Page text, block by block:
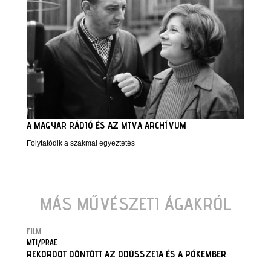
A MAGYAR RÁDIÓ ÉS AZ MTVA ARCHÍVUM
Folytatódik a szakmai egyeztetés
MÁS MŰVÉSZETI ÁGAKRÓL
FILM
MTI/PRAE
REKORDOT DÖNTÖTT AZ ODÜSSZEIA ÉS A PÓKEMBER